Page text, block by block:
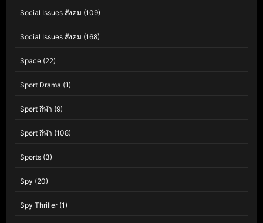
Social Issues สังคม (109)
Social Issues สังคม (168)
Space (22)
Sport Drama (1)
Sport กีฬา (9)
Sport กีฬา (108)
Sports (3)
Spy (20)
Spy Thriller(1)